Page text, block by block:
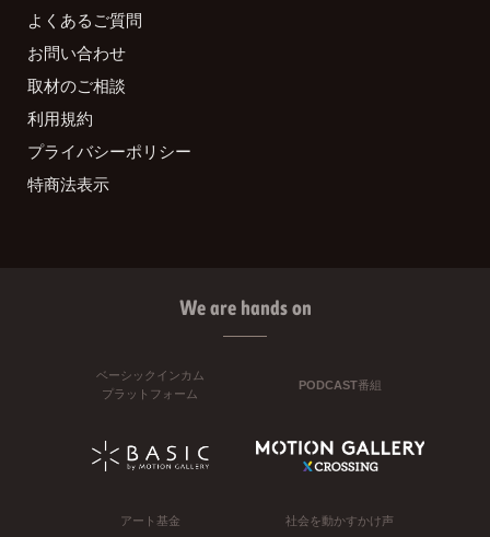
よくあるご質問
お問い合わせ
取材のご相談
利用規約
プライバシーポリシー
特商法表示
We are hands on
ベーシックインカム
プラットフォーム
PODCAST番組
アート基金 社会を動かすかけ声